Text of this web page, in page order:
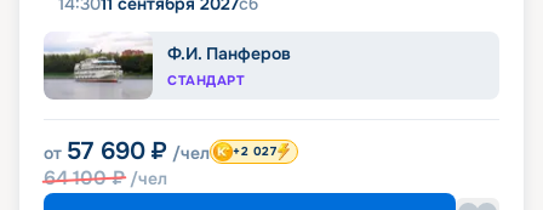
Ф.И. Панферов
СТАНДАРТ
от 57 690 ₽ /чел
64 100₽ /чел
+2 027